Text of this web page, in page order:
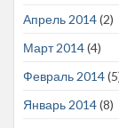
Апрель 2014(2)
Март 2014(4)
Февраль 2014
Январь 2014(8)